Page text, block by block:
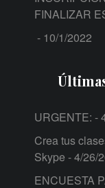
FINALIZAR
- 10/1/2022
URGENTE: -
Crea tus
Skype - 4/26/
ENCUESTA